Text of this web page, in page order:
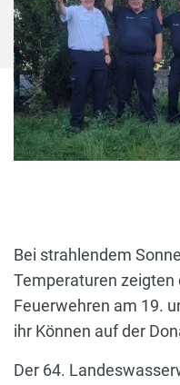
Bei strahlendem
Temperaturen zeigten
Feuerwehren am 19.
ihr Können auf der
Der 64.